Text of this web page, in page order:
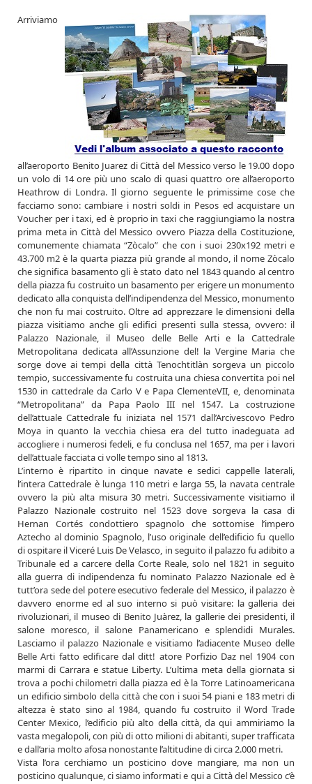
Arriviamo
all’aeroporto Benito Juarez di Città del Messico verso le 19.00 dopo
un volo di 14 ore più uno scalo di quasi quattro ore all’aeroporto
Heathrow di Londra. Il giorno seguente le primissime cose che
facciamo sono: cambiare i nostri soldi in Pesos ed acquistare un
Voucher per i taxi, ed è proprio in taxi che raggiungiamo la nostra
prima meta in Città del Messico ovvero Piazza della Costituzione,
comunemente chiamata “Zòcalo” che con i suoi 230x192 metri e
43.700 m2 è la quarta piazza più grande al mondo, il nome Zòcalo
che significa basamento gli è stato dato nel 1843 quando al centro
della piazza fu costruito un basamento per erigere un monumento
dedicato alla conquista dell’indipendenza del Messico, monumento
che non fu mai costruito. Oltre ad apprezzare le dimensioni della
piazza visitiamo anche gli edifici presenti sulla stessa, ovvero: il
Palazzo Nazionale, il Museo delle Belle Arti e la Cattedrale
Metropolitana dedicata all’Assunzione del! la Vergine Maria che
sorge dove ai tempi della città Tenochtitlàn sorgeva un piccolo
tempio, successivamente fu costruita una chiesa convertita poi nel
1530 in cattedrale da Carlo V e Papa ClementeVII, e, denominata
“Metropolitana” da Papa Paolo III nel 1547. La costruzione
dell’attuale Cattedrale fu iniziata nel 1571 dall’Arcivescovo Pedro
Moya in quanto la vecchia chiesa era del tutto inadeguata ad
accogliere i numerosi fedeli, e fu conclusa nel 1657, ma per i lavori
dell’attuale facciata ci volle tempo sino al 1813.
L’interno è ripartito in cinque navate e sedici cappelle laterali,
l’intera Cattedrale è lunga 110 metri e larga 55, la navata centrale
ovvero la più alta misura 30 metri. Successivamente visitiamo il
Palazzo Nazionale costruito nel 1523 dove sorgeva la casa di
Hernan Cortés condottiero spagnolo che sottomise l’impero
Aztecho al dominio Spagnolo, l’uso originale dell’edificio fu quello
di ospitare il Viceré Luis De Velasco, in seguito il palazzo fu adibito a
Tribunale ed a carcere della Corte Reale, solo nel 1821 in seguito
alla guerra di indipendenza fu nominato Palazzo Nazionale ed è
tutt’ora sede del potere esecutivo federale del Messico, il palazzo è
davvero enorme ed al suo interno si può visitare: la galleria dei
rivoluzionari, il museo di Benito Juàrez, la gallerie dei presidenti, il
salone moresco, il salone Panamericano e splendidi Murales.
Lasciamo il palazzo Nazionale e visitiamo l’adiacente Museo delle
Belle Arti fatto edificare dal ditt! atore Porfizio Daz nel 1904 con
marmi di Carrara e statue Liberty. L’ultima meta della giornata si
trova a pochi chilometri dalla piazza ed è la Torre Latinoamericana
un edificio simbolo della città che con i suoi 54 piani e 183 metri di
altezza è stato sino al 1984, quando fu costruito il Word Trade
Center Mexico, l’edificiopiù alto della città, da qui ammiriamo la
vasta megalopoli, con più di otto milioni di abitanti, super trafficata
e dall’aria molto afosa nonostante l’altitudine di circa 2.000 metri.
Vista l’ora cerchiamo un posticino dove mangiare, ma non un
posticino qualunque, ci siamo informati e qui a Città del Messico c’è